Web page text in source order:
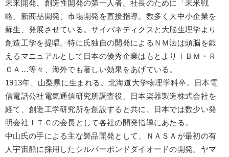
未来開発、創造性開発の第一人者。社長のために「未米戦
略、新商品開発、市場開発を直接指導。数多く大中小企業を
蘇生、発展させている。サイバネティクスと大脳生理学より
創造工学を提唱。特に氏独自の開発によるＮＭ法は頭脳を鍛
えるマニュアルとして日本の優秀企業はもとよりＩＢＭ・Ｒ
ＣＡ…等々、海外でも著しい効果をあげている。
1913年、山梨県に生まれる。北海道大学物理学科卒。日本電
信電話公社電気通信研究所調査役、日本楽器製造株式会社を
経て、創造工学研究所を創設すると共に、日本では数少い発
明会社ＩＴＣの会長として各社の開発指導にあたる。
中山氏の手による主な製品開発として、ＮＡＳＡが最初の有
人宇宙船に採用したシルバーポンドダイオードの開発。ヤマ